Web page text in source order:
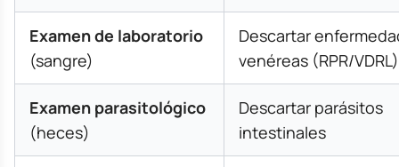
Examen de laboratorio
(sangre)
Descartar
venéreas (RPR/VDRL)
Examen parasitológico
(heces)
Descartar parásitos
intestinales